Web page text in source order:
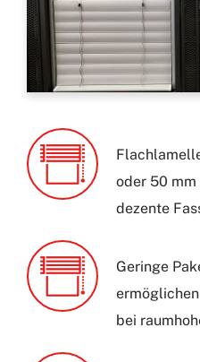
oder 50
dezente
Geringe
bei